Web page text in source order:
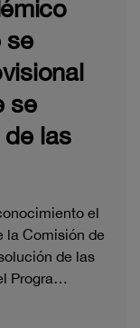
se
se
las
el
la Comisión de
de las
Progra…